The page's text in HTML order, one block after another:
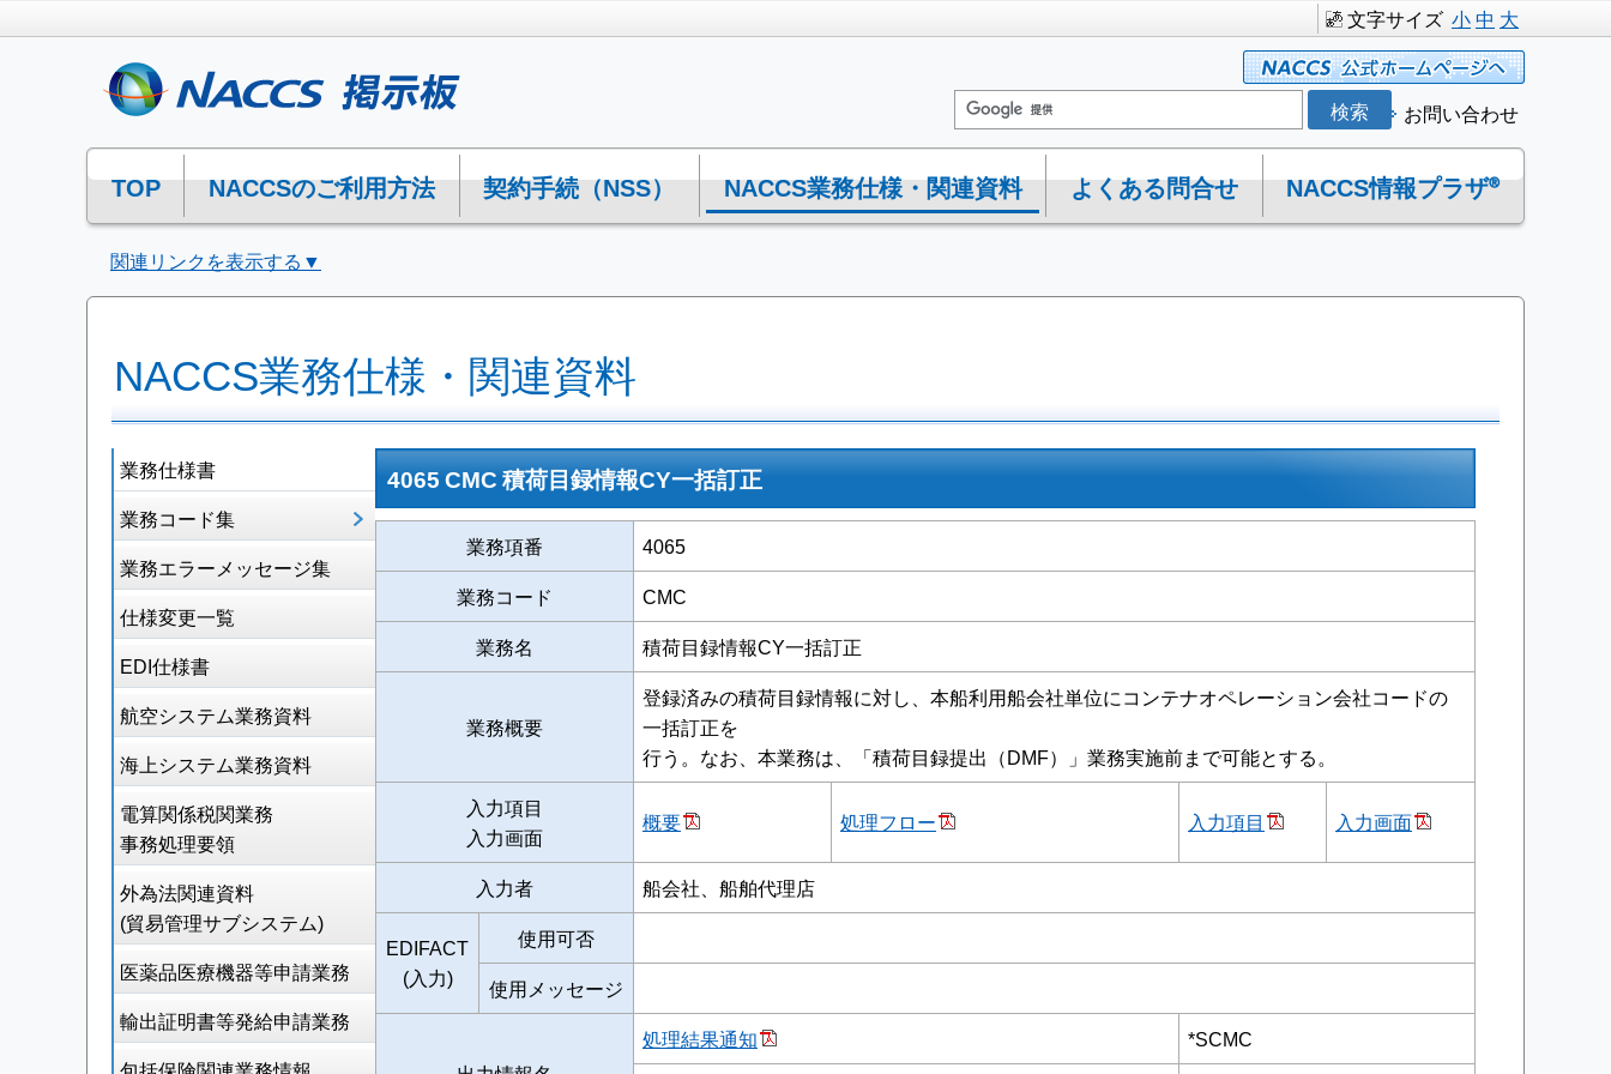
文字サイズ 小中 大
お問い合わせ
TOP NACCSのご利用方法 契約手続（NSS） NACCS業務仕様・関連資料 よくある問合せ NACCS情報プラザ®
関連リンクを表示する▼
NACCS業務仕様・関連資料
業務仕様書
業務コード集
業務エラーメッセージ集
仕様変更一覧
EDI仕様書
航空システム業務資料
海上システム業務資料
電算関係税関業務
事務処理要領
外為法関連資料
(貿易管理サブシステム)
医薬品医療機器等申請業務
輸出証明書等発給申請業務
4065 CMC 積荷目録情報CY一括訂正
業務項番
4065
業務コード
CMC
業務名
積荷目録情報CY一括訂正
業務概要
登録済みの積荷目録情報に対し、本船利用船会社単位にコンテナオペレーション会社コードの
一括訂正を
行う。なお、本業務は、「積荷目録提出（DMF）」業務実施前まで可能とする。
入力項目
入力画面
概要 処理フロー 入力項目 入力画面
入力者 船会社、船舶代理店
EDIFACT
(入力)
使用可否
使用メッセージ
処理結果通知 *SCMC